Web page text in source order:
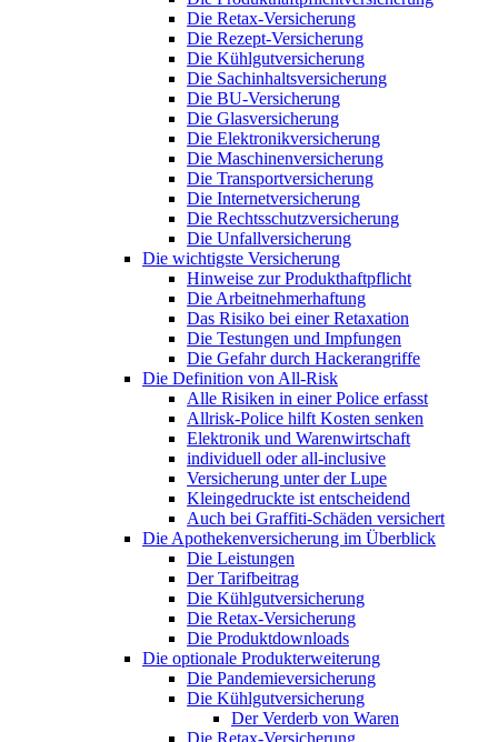
Die Retax-Versicherung
Die Rezept-Versicherung
Die Kühlgutversicherung
Die Sachinhaltsversicherung
Die BU-Versicherung
Die Glasversicherung
Die Elektronikversicherung
Die Maschinenversicherung
Die Transportversicherung
Die Internetversicherung
Die Rechtsschutzversicherung
Die Unfallversicherung
Die wichtigste Versicherung
Hinweise zur Produkthaftpflicht
Die Arbeitnehmerhaftung
Das Risiko bei einer Retaxation
Die Testungen und Impfungen
Die Gefahr durch Hackerangriffe
Die Definition von All-Risk
Alle Risiken in einer Police erfasst
Allrisk-Police hilft Kosten senken
Elektronik und Warenwirtschaft
individuell oder all-inclusive
Versicherung unter der Lupe
Kleingedruckte ist entscheidend
Auch bei Graffiti-Schäden versichert
Die Apothekenversicherung im Überblick
Die Leistungen
Der Tarifbeitrag
Die Kühlgutversicherung
Die Retax-Versicherung
Die Produktdownloads
Die optionale Produkterweiterung
Die Pandemieversicherung
Die Kühlgutversicherung
Der Verderb von Waren
Die Retax-Versicherung